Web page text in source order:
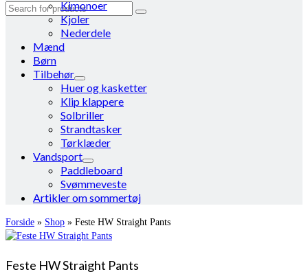
Search
Kimonoer
Kjoler
Nederdele
Mænd
Børn
Tilbehør
Huer og kasketter
Klip klappere
Solbriller
Strandtasker
Tørklæder
Vandsport
Paddleboard
Svømmeveste
Artikler om sommertøj
Forside » Shop » Feste HW Straight Pants
Feste HW Straight Pants